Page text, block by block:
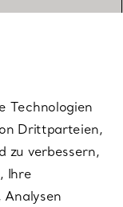
Technologien
Drittparteien,
zu verbessern,
Ihre